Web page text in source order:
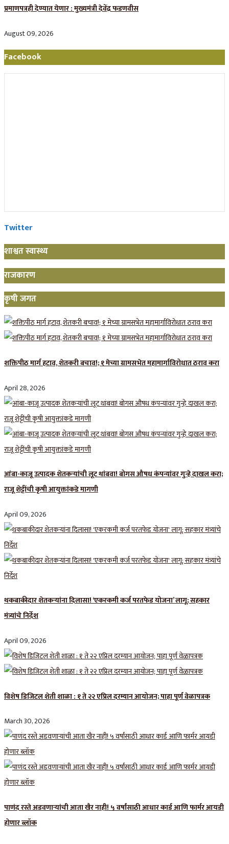
प्रमाणपत्रही देण्यात येणार : मुख्यमंत्री देवेंद्र फडणवीस
August 09, 2026
Facebook
Twitter
शाश्वत स्वास्थ्य
राजकारण
कृषी जगत
शक्तिपीठ मार्ग हटाव, शेतकरी बचाव!; १ मेच्या ग्रामसभेत महामार्गाविरोधात ठराव करा
April 28, 2026
आंबा-काजू उत्पादक शेतकऱ्यांची लूट थांबवा! बोगस औषध कंपन्यांवर गुन्हे दाखल करा;
राजू शेट्टींची कृषी आयुक्तांकडे मागणी
April 09, 2026
थकबाकीदार शेतकऱ्यांना दिलासा! ‘एकरकमी कर्ज परतफेड योजना’ लागू; सहकार
मंत्र्यांचे निर्देश
April 09, 2026
विशेष डिजिटल शेती शाळा : १ ते २२ एप्रिल दरम्यान आयोजन; पाहा पूर्ण वेळापत्रक
March 30, 2026
पाणंद रस्ते अडवणाऱ्यांची आता खैर नाही! ५ वर्षांसाठी आधार कार्ड आणि फार्मर आयडी
होणार ब्लॉक